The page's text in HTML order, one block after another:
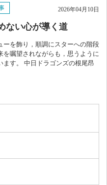
2026年04月10日
ない心が導く道
ーを飾り，順調にスターへの階段
を嘱望されながらも，思うように
す。 中日ドラゴンズの根尾昂